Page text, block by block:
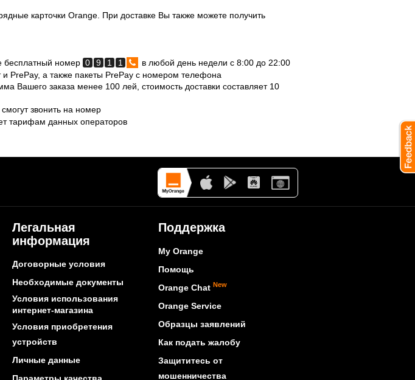
карточки Orange. При доставке Вы также можете получить
бесплатный номер 0 9 1 1
в любой день недели с 8:00 до 22:00
PrePay, а также пакеты PrePay с номером телефона
Вашего заказа менее 100 лей, стоимость доставки составляет 10
звонить на номер
тарифам данных операторов
Легальная
информация
Договорные условия
Необходимые документы
Условия использования
интернет-магазина
Условия приобретения
устройств
Личные данные
Параметры качества
Поддержка
My Orange
Помощь
Orange Chat New
Orange Service
Образцы заявлений
Как подать жалобу
Защититесь от
мошенничества